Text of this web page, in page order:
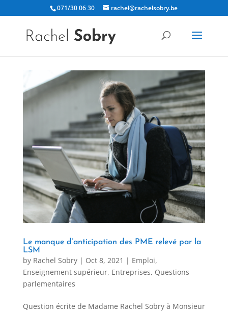
071/30 06 30 rachel@rachelsobry.be
Le manque d’anticipation des PME relevé par la
LSM
by Rachel Sobry| Oct 8, 2021 | Emploi,
Enseignement supérieur, Entreprises, Questions
parlementaires
Question écrite de Madame Rachel Sobry à Monsieur